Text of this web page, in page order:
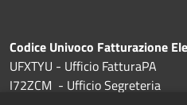
Codice Univoco Fatturazione
UFXTYU - Ufficio FatturaPA
I72ZCM - Ufficio Segreteria